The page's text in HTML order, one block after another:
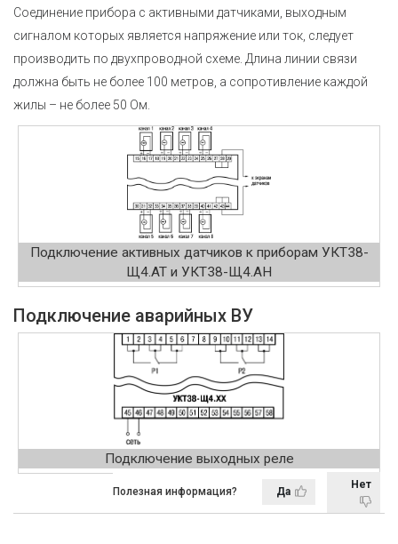
Соединение прибора с активными датчиками, выходным
сигналом которых является напряжение или ток, следует
производить по двухпроводной схеме. Длина линии связи
должна быть не более 100 метров, а сопротивление каждой
жилы – не более 50 Ом.
Подключение активных датчиков к приборам УКТ38-
Щ4.АТ и УКТ38-Щ4.АН
Подключение аварийных ВУ
Подключение выходных реле
Полезная информация? Да
Нет